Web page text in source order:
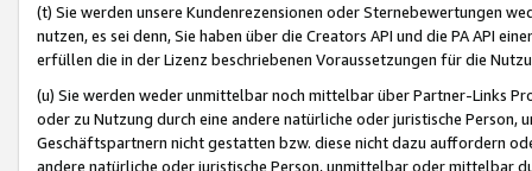
(t) Sie werden unsere Kundenrezensionen oder Sternebewertungen
nutzen, es sei denn, Sie haben über die Creators API und die PA API
erfüllen die in der Lizenz beschriebenen Voraussetzungen für die
(u) Sie werden weder unmittelbar noch mittelbar über Partner-Links
oder zu Nutzung durch eine andere natürliche oder juristische
Geschäftspartnern nicht gestatten bzw. diese nicht dazu auffordern
andere natürliche oder juristische Person, unmittelbar oder mittelbar